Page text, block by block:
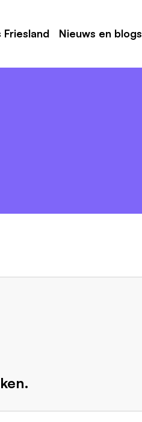
Friesland Nieuws en blogs